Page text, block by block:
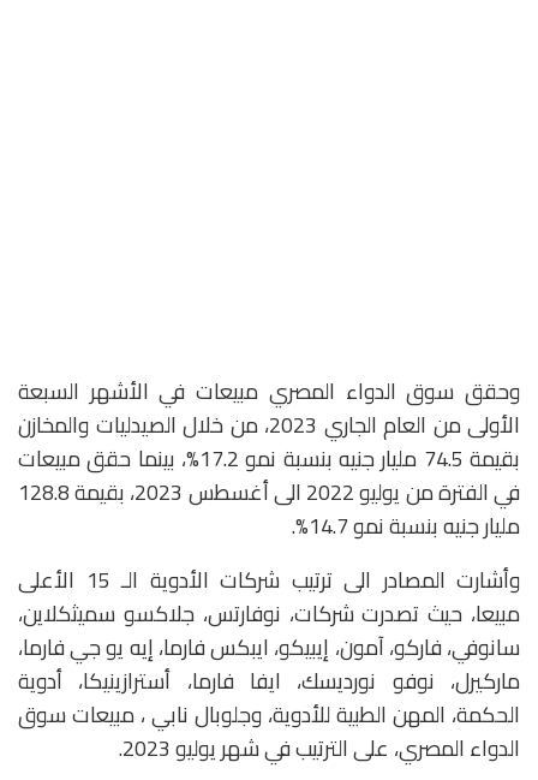
وحقق سوق الدواء المصري مبيعات في الأشهر السبعة
الأولى من العام الجاري 2023، من خلال الصيدليات والمخازن
بقيمة 74.5 مليار جنيه بنسبة نمو 17.2%، بينما حقق مبيعات
في الفترة من يوليو 2022 الى أغسطس 2023، بقيمة 128.8
مليار جنيه بنسبة نمو 14.7%.
وأشارت المصادر الى ترتيب شركات الأدوية الـ 15 الأعلى
مبيعا، حيث تصدرت شركات، نوفارتس، جلاكسو سميثكلاين،
سانوفي، فاركو، آمون، إيبيكو، ايبكس فارما، إيه يو جي فارما،
ماركيرل، نوفو نورديسك، ايفا فارما، أسترازينيكا، أدوية
الحكمة، المهن الطبية للأدوية، وجلوبال نابي ، مبيعات سوق
الدواء المصري، على الترتيب في شهر يوليو 2023.